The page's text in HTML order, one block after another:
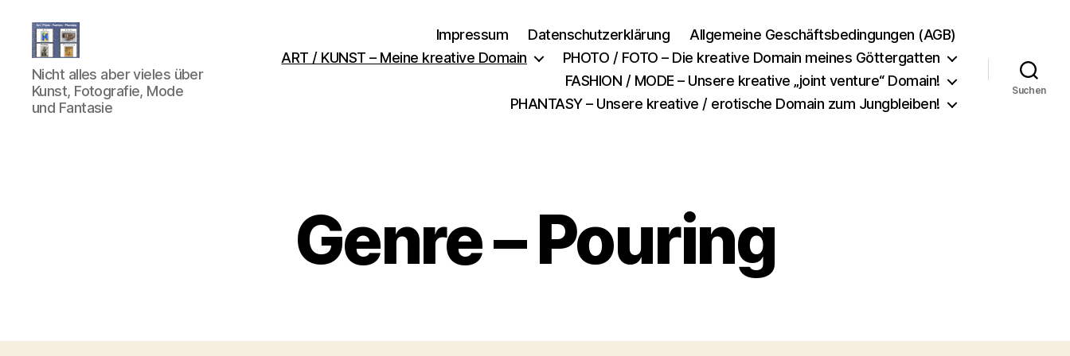
art-
photo-
fashion-
phantasy
Nicht alles aber vieles über
Kunst, Fotografie, Mode
und Fantasie
Impressum Datenschutzerklärung
Allgemeine Geschäftsbedingungen (AGB)
ART / KUNST – Meine kreative Domain
PHOTO / FOTO – Die kreative Domain meines Göttergatten
FASHION / MODE – Unsere kreative „joint venture“ Domain!
PHANTASY – Unsere kreative / erotische Domain zum Jungbleiben!
Suchen
Genre – Pouring